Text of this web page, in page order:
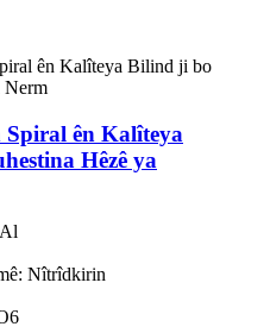
Spiral ên Kalîteya
Hêzê ya
Nîtrîdkirin